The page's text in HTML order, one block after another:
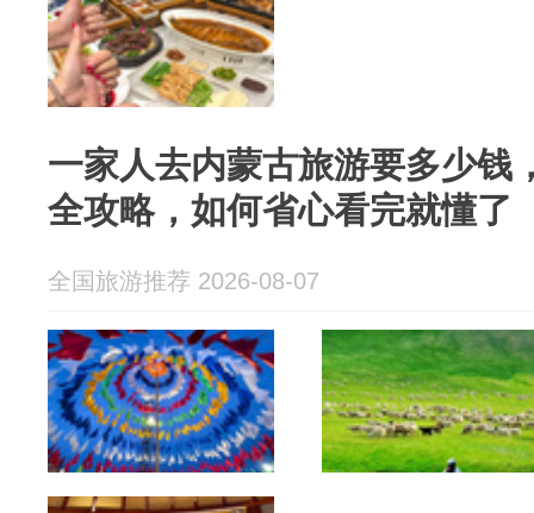
一家人去内蒙古旅游要多少钱
全攻略，如何省心看完就懂了
全国旅游推荐 2026-08-07